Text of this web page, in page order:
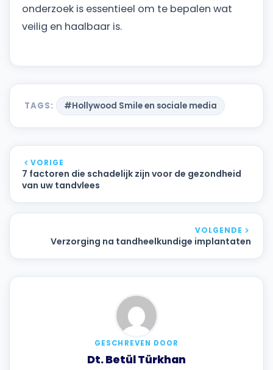
onderzoek is essentieel om te bepalen wat
veilig en haalbaar is.
TAGS: #Hollywood Smile en sociale media
VORIGE
7 factoren die schadelijk zijn voor de gezondheid
van uw tandvlees
VOLGENDE
Verzorging na tandheelkundige implantaten
GESCHREVEN DOOR
Dt. Betül Türkhan